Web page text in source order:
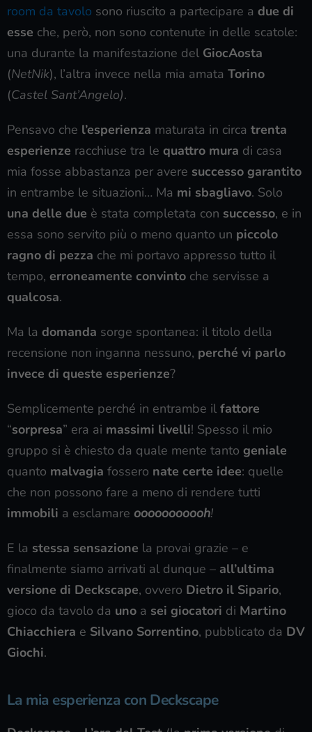
room da tavolo sono riuscito a partecipare a due di
esse che, però, non sono contenute in delle scatole:
una durante la manifestazione del GiocAosta
(NetNik), l’altra invece nella mia amata Torino
(Castel Sant’Angelo).
Pensavo che l’esperienza maturata in circa trenta
esperienze racchiuse tra le quattro mura di casa
mia fosse abbastanza per avere successo garantito
in entrambe le situazioni… Ma mi sbagliavo. Solo
una delle due è stata completata con successo, e in
essa sono servito più o meno quanto un piccolo
ragno di pezza che mi portavo appresso tutto il
tempo, erroneamente convinto che servisse a
qualcosa.
Ma la domanda sorge spontanea: il titolo della
recensione non inganna nessuno, perché vi parlo
invece di queste esperienze?
Semplicemente perché in entrambe il fattore
“sorpresa” era ai massimi livelli! Spesso il mio
gruppo si è chiesto da quale mente tanto geniale
quanto malvagia fossero nate certe idee: quelle
che non possono fare a meno di rendere tutti
immobili a esclamare ooooooooooh!
E la stessa sensazione la provai grazie – e
finalmente siamo arrivati al dunque – all’ultima
versione di Deckscape, ovvero Dietro il Sipario,
gioco da tavolo da uno a sei giocatori di Martino
Chiacchiera e Silvano Sorrentino, pubblicato da DV
Giochi.
La mia esperienza con Deckscape